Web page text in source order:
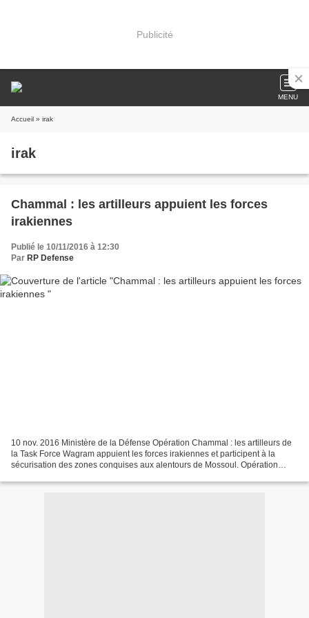
Publicité
MENU
Accueil » irak
irak
Chammal : les artilleurs appuient les forces
irakiennes
Publié le 10/11/2016 à 12:30
Par RP Defense
10 nov. 2016 Ministère de la Défense Opération Chammal : les artilleurs de
la Task Force Wagram appuient les forces irakiennes et participent à la
sécurisation des zones conquises aux alentours de Mossoul. Opération